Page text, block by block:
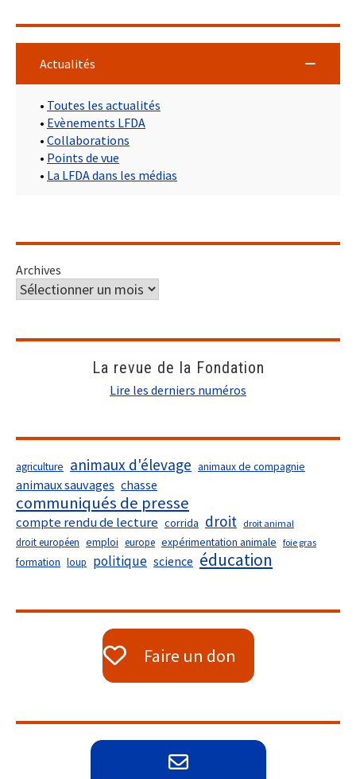
Actualités
• Toutes les actualités
• Evènements LFDA
• Collaborations
• Points de vue
• La LFDA dans les médias
Archives
La revue de la Fondation
Lire les derniers numéros
agriculture animaux d'élevage animaux de compagnie
animaux sauvages chasse
communiqués de presse
compte rendu de lecture corrida droit droit animal
droit européen emploi europe expérimentation animale foie gras
formation loup politique science éducation
Faire un don